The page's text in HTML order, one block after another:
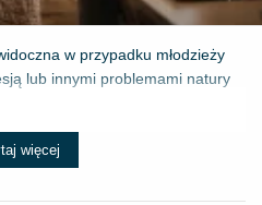
w przypadku młodzieży
lub innymi problemami natury
więcej